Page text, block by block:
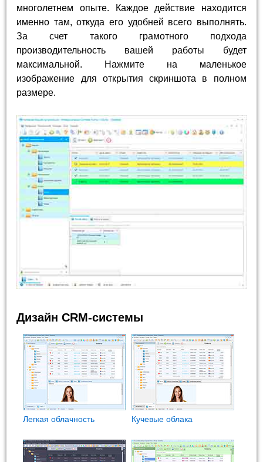
многолетнем опыте. Каждое действие находится
именно там, откуда его удобней всего выполнять.
За счет такого грамотного подхода
производительность вашей работы будет
максимальной. Нажмите на маленькое
изображение для открытия скриншота в полном
размере.
Дизайн CRM-системы
Легкая облачность Кучевые облака